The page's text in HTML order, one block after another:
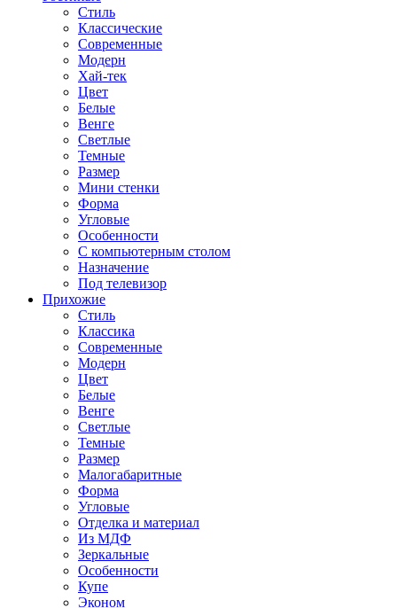
Стиль
Классические
Современные
Модерн
Хай-тек
Цвет
Белые
Венге
Светлые
Темные
Размер
Мини стенки
Форма
Угловые
Особенности
С компьютерным столом
Назначение
Под телевизор
Прихожие
Стиль
Классика
Современные
Модерн
Цвет
Белые
Венге
Светлые
Темные
Размер
Малогабаритные
Форма
Угловые
Отделка и материал
Из МДФ
Зеркальные
Особенности
Купе
Эконом